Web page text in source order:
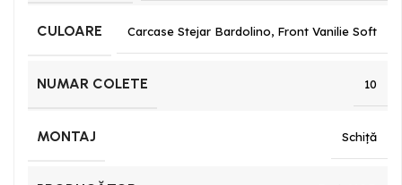
CULOARE Carcase Stejar Bardolino, Front Vanilie Soft
NUMAR COLETE 10
MONTAJ Schiță